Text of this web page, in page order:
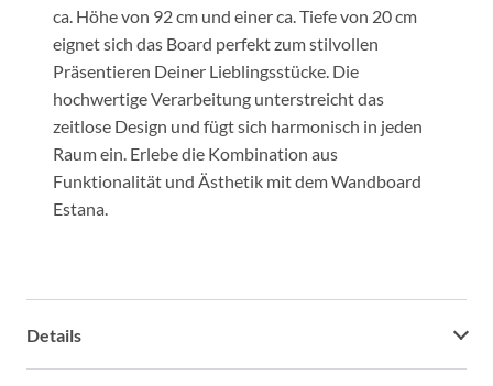
ca. Höhe von 92 cm und einer ca. Tiefe von 20 cm
eignet sich das Board perfekt zum stilvollen
Präsentieren Deiner Lieblingsstücke. Die
hochwertige Verarbeitung unterstreicht das
zeitlose Design und fügt sich harmonisch in jeden
Raum ein. Erlebe die Kombination aus
Funktionalität und Ästhetik mit dem Wandboard
Estana.
Details